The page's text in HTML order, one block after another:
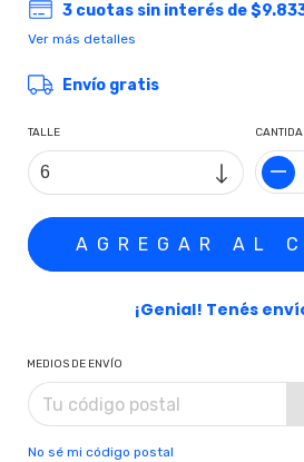
3 cuotas sin interés de
Ver más detalles
Envío gratis
TALLE
¡Genial! Tenés
MEDIOS DE ENVÍO
No sé mi código postal